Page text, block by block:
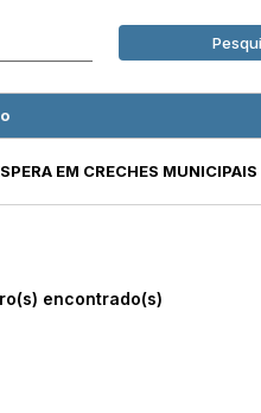
EM CRECHES MUNICIPAIS
encontrado(s)